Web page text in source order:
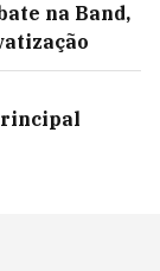
na Band,